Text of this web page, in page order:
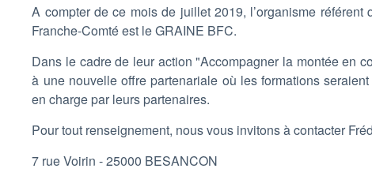
A compter de ce mois de juillet 2019, l’organisme
Franche-Comté est le GRAINE BFC.
Dans le cadre de leur action "Accompagner la montée en
à une nouvelle offre partenariale où les formations
en charge par leurs partenaires.
Pour tout renseignement, nous vous invitons à contacter
7 rue Voirin - 25000 BESANCON